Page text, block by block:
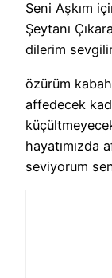
Seni Aşkım
Şeytanı
dilerim
özürüm
affedecek
hayatımızda
seviyorum